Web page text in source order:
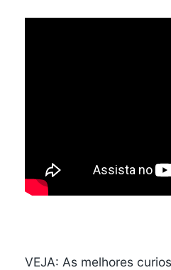
VEJA: As melhores